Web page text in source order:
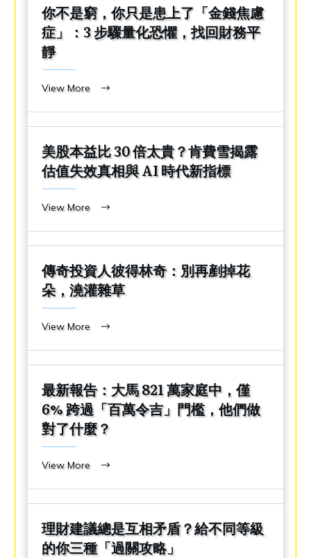
你不是窮，你只是患上了「金錢焦慮
症」：3 步驟量化恐懼，找回財務平
靜
View More
美股本益比 30 倍太貴？肯費雪揭露
估值失效真相與 AI 時代新指標
View More
傳奇投資人彼得林奇：別再剷掉花
朵，澆灌雜草
View More
最新報告：大馬 821 萬家庭中，僅
6% 跨過「百萬令吉」門檻，他們做
對了什麼？
View More
理財建議總是互相矛盾？給不同等級
的你三種「過關攻略」